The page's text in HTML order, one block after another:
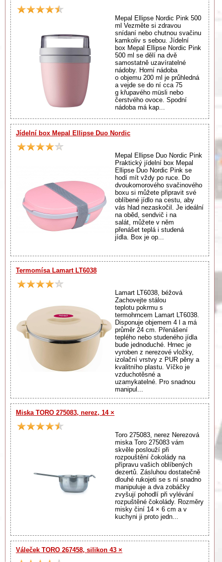
Mepal Ellipse Nordic Pink 500
ml Vezměte si zdravou
snídaní nebo chutnou svačinu
kamkoliv s sebou. Jídelní
box Mepal Ellipse Nordic Pink
500 ml se dělí na dvě
samostatně uzavíratelné
nádoby. Horní nádoba
o objemu 200 ml je průhledná
a vejde se do ní cca 75
g křupavého müsli nebo
čerstvého ovoce. Spodní
nádoba má kap...
Jídelní box Mepal Ellipse Duo Nordic
Mepal Ellipse Duo Nordic Pink
Praktický jídelní box Mepal
Ellipse Duo Nordic Pink se
hodí mít vždy po ruce. Do
dvoukomorového svačinového
boxu si můžete připravit své
oblíbené jídlo na cestu, aby
vás hlad nezaskočil. Je ideální
na oběd, sendvič i na
salát, můžete v něm
přenášet teplá i studená
jídla. Box je op...
Termomísa Lamart LT6038
Lamart LT6038, béžová
Zachovejte stálou
teplotu pokrmu s
termohrncem Lamart LT6038.
Disponuje objemem 4 l a má
průměr 24 cm. Přenášení
teplého nebo studeného jídla
bude jednoduché. Hrnec je
vyroben z nerezové vložky,
izolační vrstvy z PUR pěny a
kvalitního plastu. Víčko je
vzduchotěsné a
uzamykatelné. Pro snadnou
manipul...
Miska TORO 275083, nerez, 14 ×
Toro 275083, nerez Nerezová
miska Toro 275083 vám
skvěle poslouží při
rozpouštění čokolády na
přípravu vašich oblíbených
dezertů. Zásluhou dostatečně
dlouhé rukojeti se s ní snadno
manipuluje a dva zobáčky
zvyšují pohodlí při vylévání
rozpuštěné čokolády. Rozměry
misky činí 14 × 6 cm a v
kuchyni ji proto jedn...
Váleček TORO 267458, silikon 43 ×